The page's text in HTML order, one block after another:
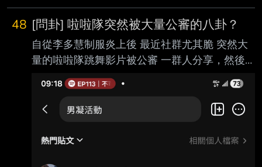
48 [問卦] 啦啦隊突然被大量公審的八卦？
自從李多慧制服炎上後 最近社群尤其脆 突然大
量的啦啦隊跳舞影片被公審 一群人分享，然後
大肆批評 「男性凝視」、「以為是廟會」、
「沒質感」 諸如此類的 怎麼突然進入啦啦隊大
公審時代了？ ----- Sent from JPTT on my